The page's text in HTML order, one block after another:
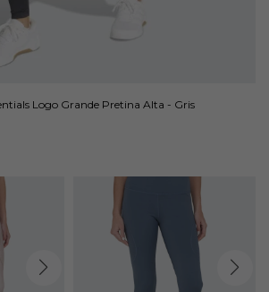
Logo Grande Pretina Alta - Gris